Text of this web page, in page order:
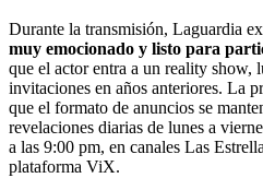
Durante la transmisión, Laguardia
muy emocionado y listo para
que el actor entra a un reality show,
invitaciones en años anteriores. La
que el formato de anuncios se
revelaciones diarias de lunes a
a las 9:00 pm, en canales Las
plataforma ViX.